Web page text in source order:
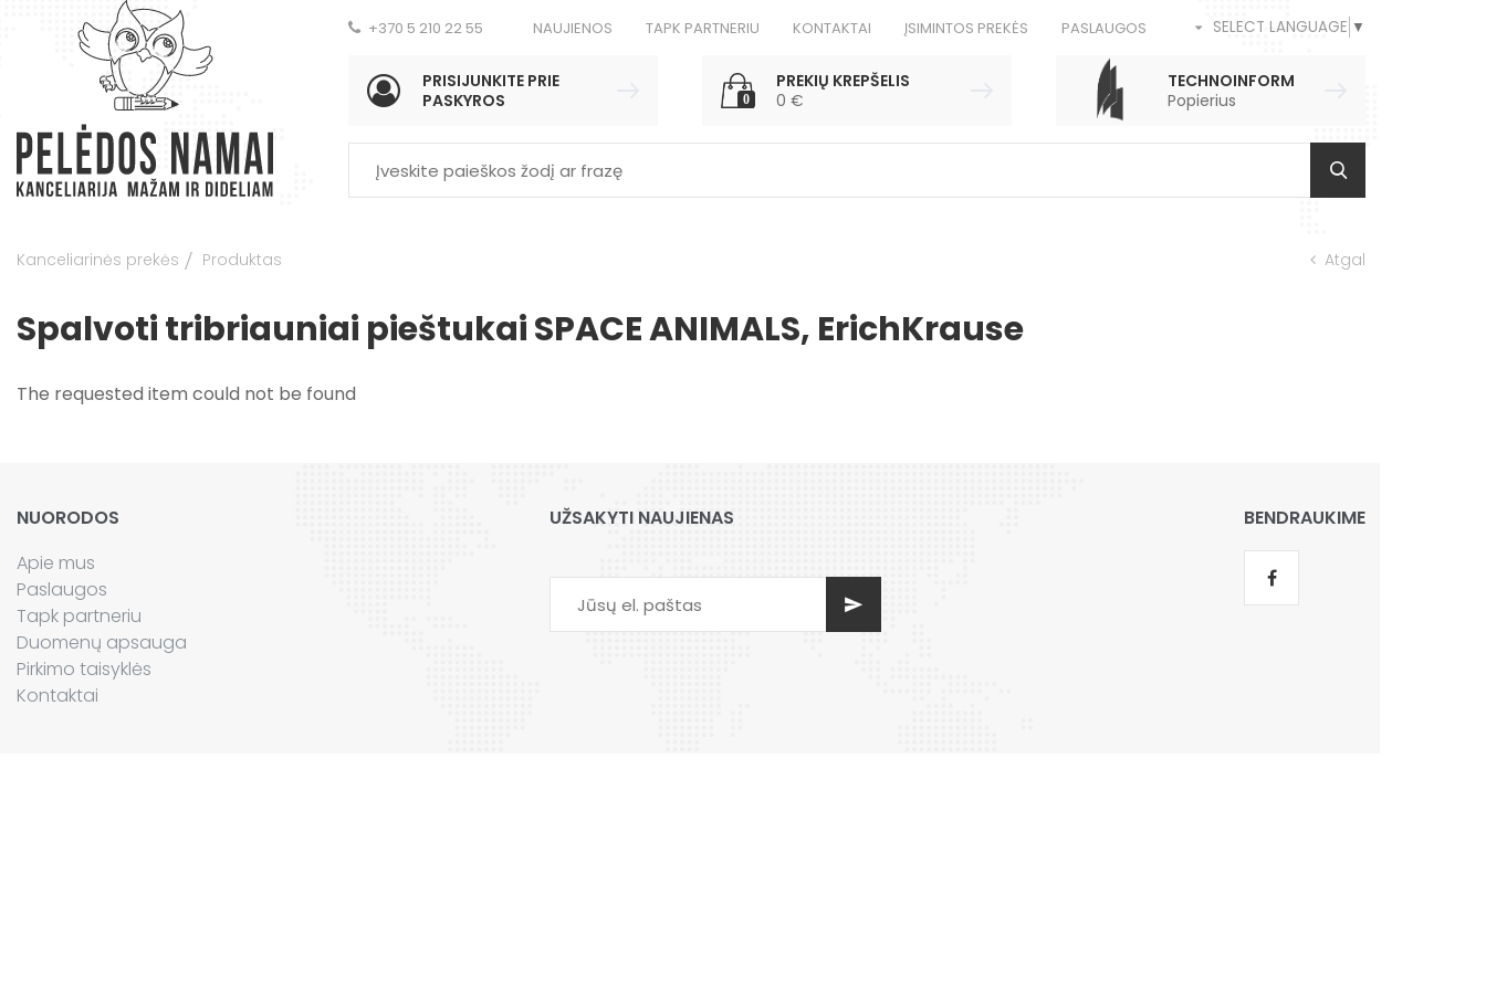
+370 5 210 22 55 NAUJIENOS TAPK PARTNERIU KONTAKTAI ĮSIMINTOS PREKĖS PASLAUGOS SELECT LANGUAGE ▼
PRISIJUNKITE PRIE
PASKYROS
0
PREKIŲ KREPŠELIS
0 €
TECHNOINFORM
Popierius
Kanceliarinės prekės Produktas Atgal
Spalvoti tribriauniai pieštukai SPACE ANIMALS, ErichKrause
The requested item could not be found
NUORODOS
Apie mus
Paslaugos
Tapk partneriu
Duomenų apsauga
Pirkimo taisyklės
Kontaktai
UŽSAKYTI NAUJIENAS BENDRAUKIME